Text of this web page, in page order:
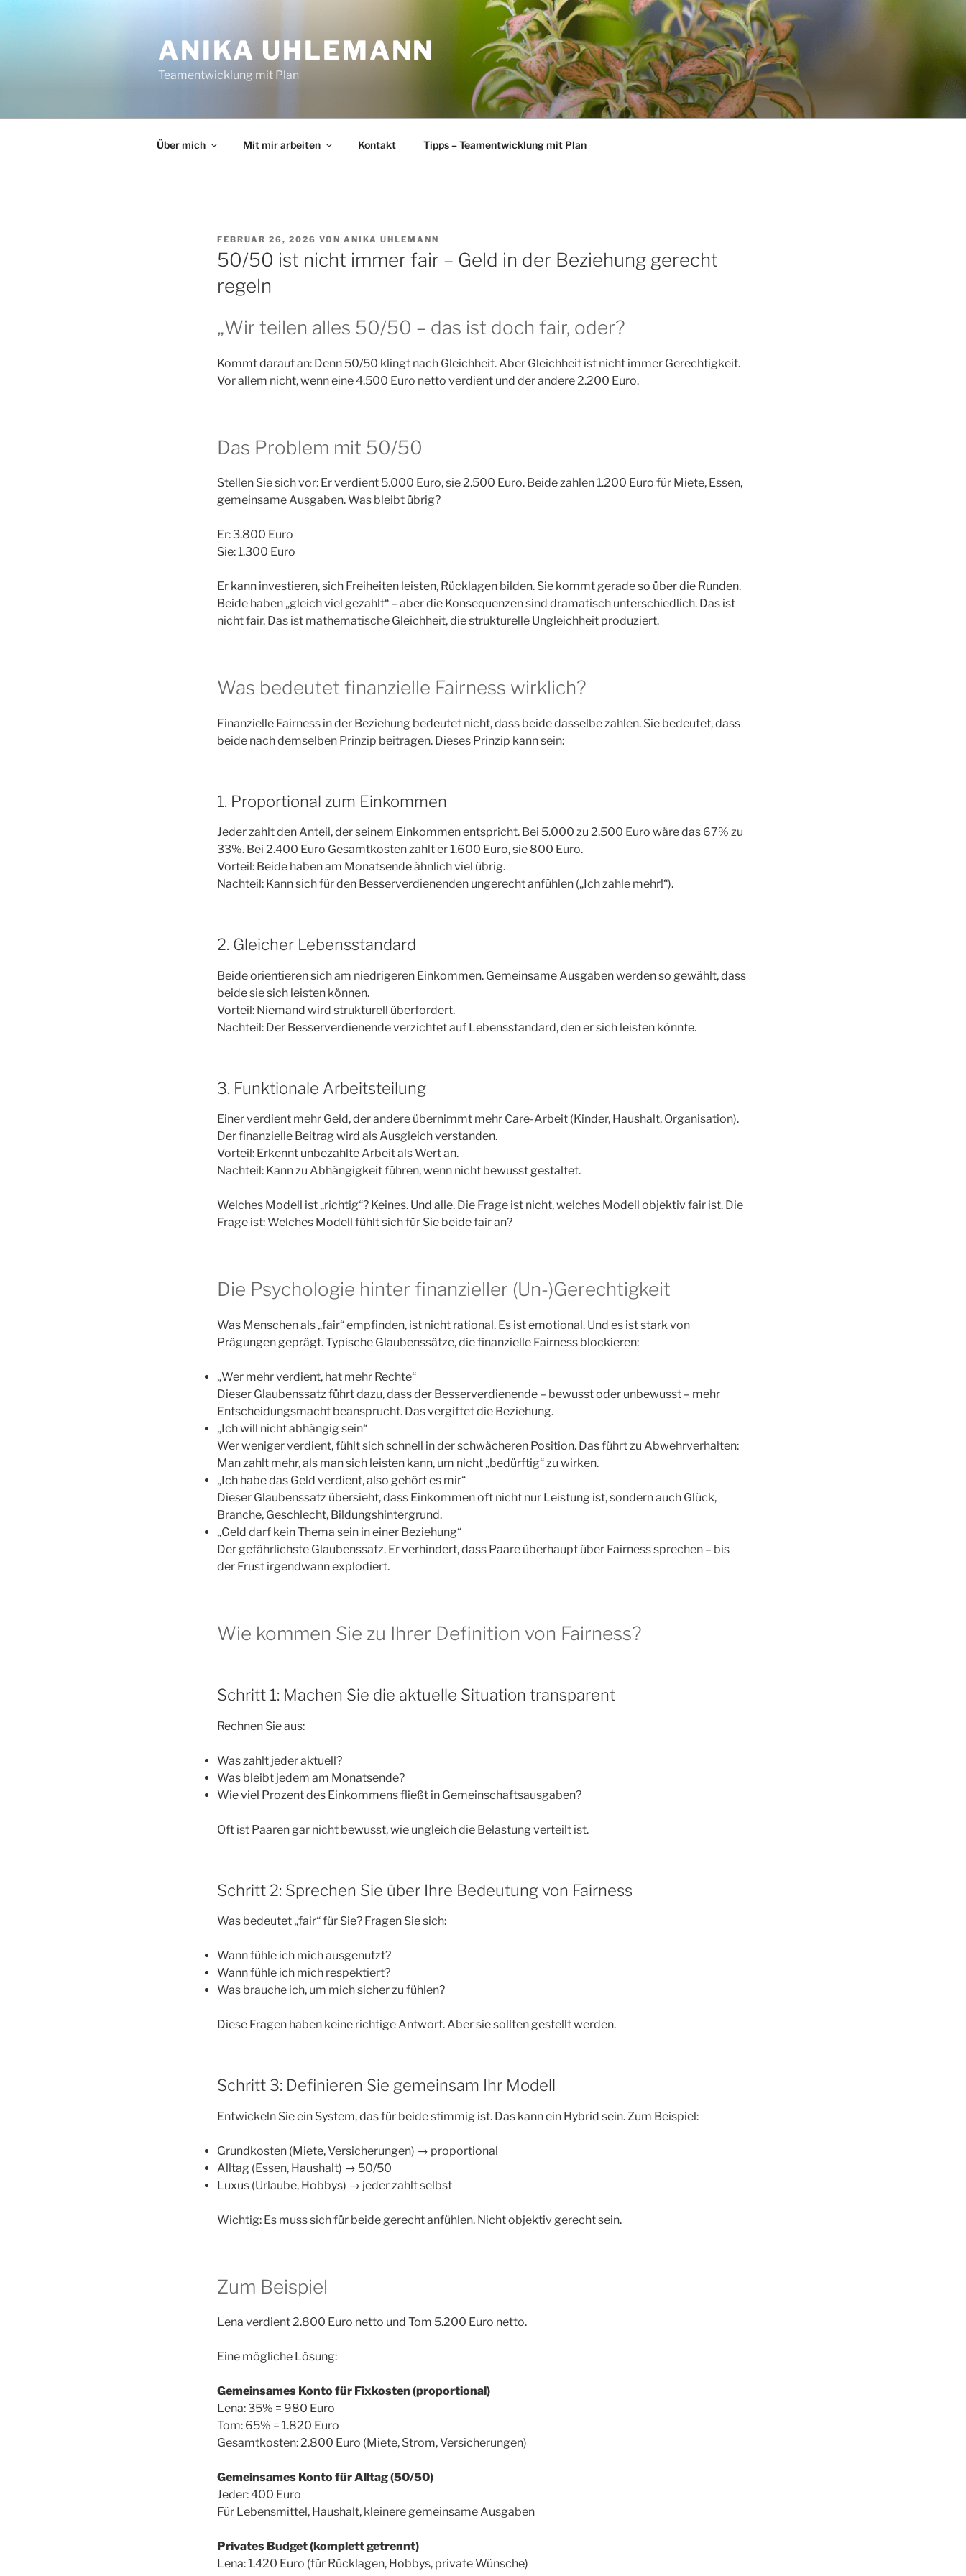
ANIKA UHLEMANN
Teamentwicklung mit Plan
Über mich Mit mir arbeiten Kontakt Tipps – Teamentwicklung mit Plan
VERÖFFENTLICHT
AM
FEBRUAR 26, 2026 VON ANIKA UHLEMANN
50/50 ist nicht immer fair – Geld in der Beziehung gerecht
regeln
„Wir teilen alles 50/50 – das ist doch fair, oder?
Kommt darauf an: Denn 50/50 klingt nach Gleichheit. Aber Gleichheit ist nicht immer Gerechtigkeit.
Vor allem nicht, wenn eine 4.500 Euro netto verdient und der andere 2.200 Euro.
Das Problem mit 50/50
Stellen Sie sich vor: Er verdient 5.000 Euro, sie 2.500 Euro. Beide zahlen 1.200 Euro für Miete, Essen,
gemeinsame Ausgaben. Was bleibt übrig?
Er: 3.800 Euro
Sie: 1.300 Euro
Er kann investieren, sich Freiheiten leisten, Rücklagen bilden. Sie kommt gerade so über die Runden.
Beide haben „gleich viel gezahlt“ – aber die Konsequenzen sind dramatisch unterschiedlich. Das ist
nicht fair. Das ist mathematische Gleichheit, die strukturelle Ungleichheit produziert.
Was bedeutet finanzielle Fairness wirklich?
Finanzielle Fairness in der Beziehung bedeutet nicht, dass beide dasselbe zahlen. Sie bedeutet, dass
beide nach demselben Prinzip beitragen. Dieses Prinzip kann sein:
1. Proportional zum Einkommen
Jeder zahlt den Anteil, der seinem Einkommen entspricht. Bei 5.000 zu 2.500 Euro wäre das 67% zu
33%. Bei 2.400 Euro Gesamtkosten zahlt er 1.600 Euro, sie 800 Euro.
Vorteil: Beide haben am Monatsende ähnlich viel übrig.
Nachteil: Kann sich für den Besserverdienenden ungerecht anfühlen („Ich zahle mehr!“).
2. Gleicher Lebensstandard
Beide orientieren sich am niedrigeren Einkommen. Gemeinsame Ausgaben werden so gewählt, dass
beide sie sich leisten können.
Vorteil: Niemand wird strukturell überfordert.
Nachteil: Der Besserverdienende verzichtet auf Lebensstandard, den er sich leisten könnte.
3. Funktionale Arbeitsteilung
Einer verdient mehr Geld, der andere übernimmt mehr Care-Arbeit (Kinder, Haushalt, Organisation).
Der finanzielle Beitrag wird als Ausgleich verstanden.
Vorteil: Erkennt unbezahlte Arbeit als Wert an.
Nachteil: Kann zu Abhängigkeit führen, wenn nicht bewusst gestaltet.
Welches Modell ist „richtig“? Keines. Und alle. Die Frage ist nicht, welches Modell objektiv fair ist. Die
Frage ist: Welches Modell fühlt sich für Sie beide fair an?
Die Psychologie hinter finanzieller (Un-)Gerechtigkeit
Was Menschen als „fair“ empfinden, ist nicht rational. Es ist emotional. Und es ist stark von
Prägungen geprägt. Typische Glaubenssätze, die finanzielle Fairness blockieren:
„Wer mehr verdient, hat mehr Rechte“
Dieser Glaubenssatz führt dazu, dass der Besserverdienende – bewusst oder unbewusst – mehr
Entscheidungsmacht beansprucht. Das vergiftet die Beziehung.
„Ich will nicht abhängig sein“
Wer weniger verdient, fühlt sich schnell in der schwächeren Position. Das führt zu Abwehrverhalten:
Man zahlt mehr, als man sich leisten kann, um nicht „bedürftig“ zu wirken.
„Ich habe das Geld verdient, also gehört es mir“
Dieser Glaubenssatz übersieht, dass Einkommen oft nicht nur Leistung ist, sondern auch Glück,
Branche, Geschlecht, Bildungshintergrund.
„Geld darf kein Thema sein in einer Beziehung“
Der gefährlichste Glaubenssatz. Er verhindert, dass Paare überhaupt über Fairness sprechen – bis
der Frust irgendwann explodiert.
Wie kommen Sie zu Ihrer Definition von Fairness?
Schritt 1: Machen Sie die aktuelle Situation transparent
Rechnen Sie aus:
Was zahlt jeder aktuell?
Was bleibt jedem am Monatsende?
Wie viel Prozent des Einkommens fließt in Gemeinschaftsausgaben?
Oft ist Paaren gar nicht bewusst, wie ungleich die Belastung verteilt ist.
Schritt 2: Sprechen Sie über Ihre Bedeutung von Fairness
Was bedeutet „fair“ für Sie? Fragen Sie sich:
Wann fühle ich mich ausgenutzt?
Wann fühle ich mich respektiert?
Was brauche ich, um mich sicher zu fühlen?
Diese Fragen haben keine richtige Antwort. Aber sie sollten gestellt werden.
Schritt 3: Definieren Sie gemeinsam Ihr Modell
Entwickeln Sie ein System, das für beide stimmig ist. Das kann ein Hybrid sein. Zum Beispiel:
Grundkosten (Miete, Versicherungen) → proportional
Alltag (Essen, Haushalt) → 50/50
Luxus (Urlaube, Hobbys) → jeder zahlt selbst
Wichtig: Es muss sich für beide gerecht anfühlen. Nicht objektiv gerecht sein.
Zum Beispiel
Lena verdient 2.800 Euro netto und Tom 5.200 Euro netto.
Eine mögliche Lösung:
Gemeinsames Konto für Fixkosten (proportional)
Lena: 35% = 980 Euro
Tom: 65% = 1.820 Euro
Gesamtkosten: 2.800 Euro (Miete, Strom, Versicherungen)
Gemeinsames Konto für Alltag (50/50)
Jeder: 400 Euro
Für Lebensmittel, Haushalt, kleinere gemeinsame Ausgaben
Privates Budget (komplett getrennt)
Lena: 1.420 Euro (für Rücklagen, Hobbys, private Wünsche)